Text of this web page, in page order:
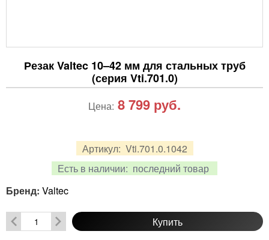
Резак Valtec 10–42 мм для стальных труб
(серия Vti.701.0)
Артикул: Vti.701.0.1042
Есть в наличии: последний товар
Цена: 8 799 руб.
Бренд: Valtec
Купить